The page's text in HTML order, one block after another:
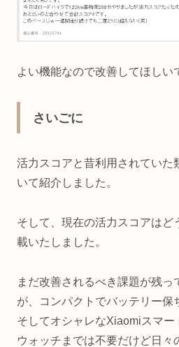
よい機能なので改善してほしい
さいごに
活力スコアと昔利用されていた
いて紹介しました。
そして、現在の活力スコアはど
載いたしました。
まだ改善されるべき課題が残っ
が、コンパクトでバッテリー保
そしてオシャレなXiaomiスマー
ウォッチまでは不要だけど日々